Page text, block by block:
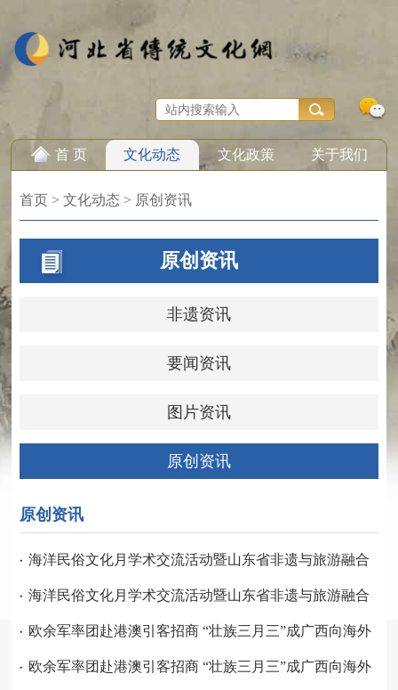
首 页 文化动态 文化政策 关于我们
首页 >文化动态 > 原创资讯
原创资讯
非遗资讯
要闻资讯
图片资讯
原创资讯
原创资讯
海洋民俗文化月学术交流活动暨山东省非遗与旅游融合
发展工作培训班在荣成举办
海洋民俗文化月学术交流活动暨山东省非遗与旅游融合
发展工作培训班在荣成举办
欧余军率团赴港澳引客招商 “壮族三月三”成广西向海外
推介文旅资源纽带
欧余军率团赴港澳引客招商 “壮族三月三”成广西向海外